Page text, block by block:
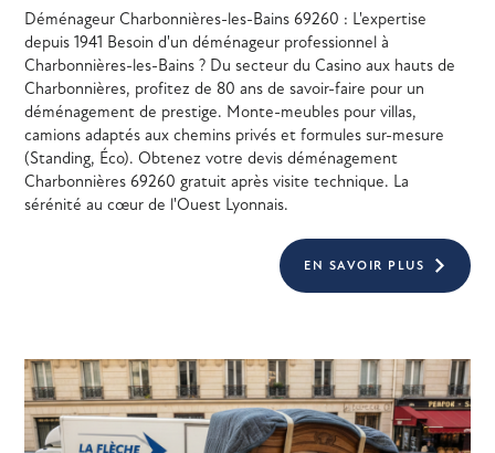
Déménageur Charbonnières-les-Bains 69260 : L'expertise
depuis 1941 Besoin d'un déménageur professionnel à
Charbonnières-les-Bains ? Du secteur du Casino aux hauts de
Charbonnières, profitez de 80 ans de savoir-faire pour un
déménagement de prestige. Monte-meubles pour villas,
camions adaptés aux chemins privés et formules sur-mesure
(Standing, Éco). Obtenez votre devis déménagement
Charbonnières 69260 gratuit après visite technique. La
sérénité au cœur de l'Ouest Lyonnais.
EN SAVOIR PLUS